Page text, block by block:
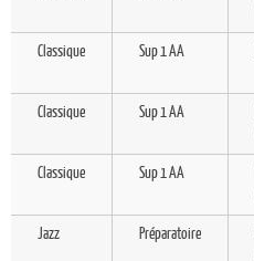
Classique Sup 1 AA
Classique Sup 1 AA
Classique Sup 1 AA
Jazz Préparatoire